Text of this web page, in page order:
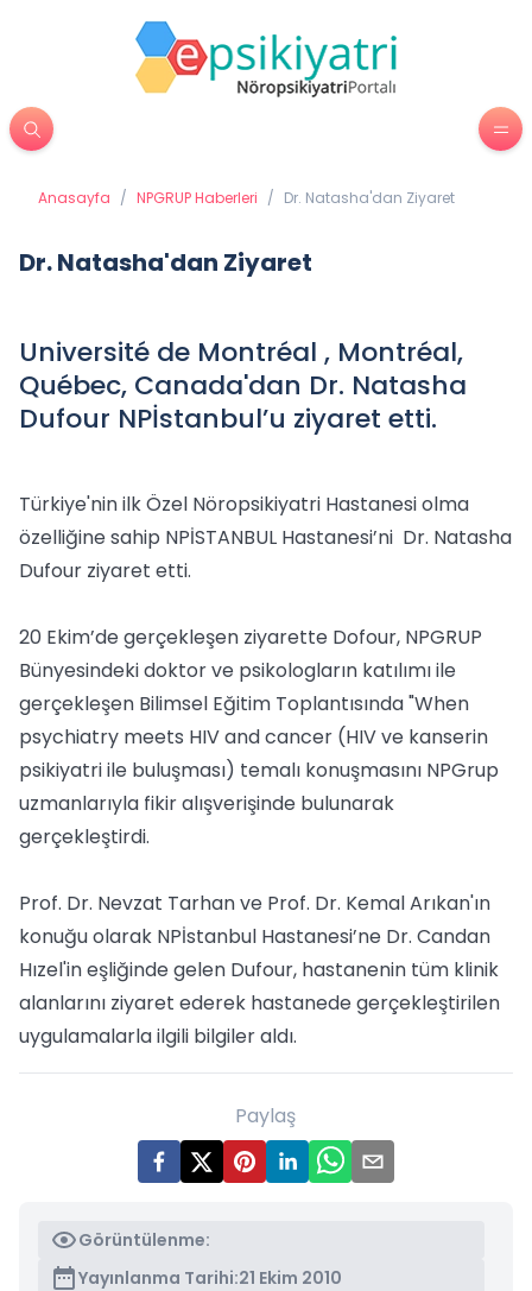
Anasayfa / NPGRUP Haberleri / Dr. Natasha'dan Ziyaret
Dr. Natasha'dan Ziyaret
Université de Montréal , Montréal,
Québec, Canada'dan Dr. Natasha
Dufour NPİstanbul’u ziyaret etti.
Türkiye'nin ilk Özel Nöropsikiyatri Hastanesi olma
özelliğine sahip NPİSTANBUL Hastanesi’ni Dr. Natasha
Dufour ziyaret etti.
20 Ekim’de gerçekleşen ziyarette Dofour, NPGRUP
Bünyesindeki doktor ve psikologların katılımı ile
gerçekleşen Bilimsel Eğitim Toplantısında "When
psychiatry meets HIV and cancer (HIV ve kanserin
psikiyatri ile buluşması) temalı konuşmasını NPGrup
uzmanlarıyla fikir alışverişinde bulunarak
gerçekleştirdi.
Prof. Dr. Nevzat Tarhan ve Prof. Dr. Kemal Arıkan'ın
konuğu olarak NPİstanbul Hastanesi’ne Dr. Candan
Hızel'in eşliğinde gelen Dufour, hastanenin tüm klinik
alanlarını ziyaret ederek hastanede gerçekleştirilen
uygulamalarla ilgili bilgiler aldı.
Paylaş
Görüntülenme:
Yayınlanma Tarihi:21 Ekim 2010